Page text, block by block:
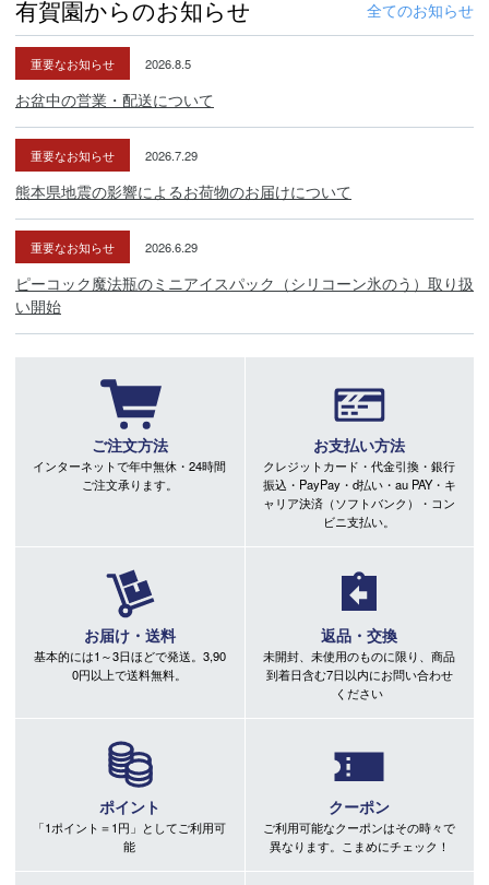
有賀園からのお知らせ 全てのお知らせ
重要なお知らせ 2026.8.5
お盆中の営業・配送について
重要なお知らせ 2026.7.29
熊本県地震の影響によるお荷物のお届けについて
重要なお知らせ 2026.6.29
ピーコック魔法瓶のミニアイスパック（シリコーン氷のう）取り扱
い開始
ご注文方法
インターネットで年中無休・24時間
ご注文承ります。
お支払い方法
クレジットカード・代金引換・銀行
振込・PayPay・d払い・au PAY・キ
ャリア決済（ソフトバンク）・コン
ビニ支払い。
お届け・送料
基本的には1～3日ほどで発送。3,90
0円以上で送料無料。
返品・交換
未開封、未使用のものに限り、商品
到着日含む7日以内にお問い合わせ
ください
ポイント
「1ポイント＝1円」としてご利用可
能
クーポン
ご利用可能なクーポンはその時々で
異なります。こまめにチェック！